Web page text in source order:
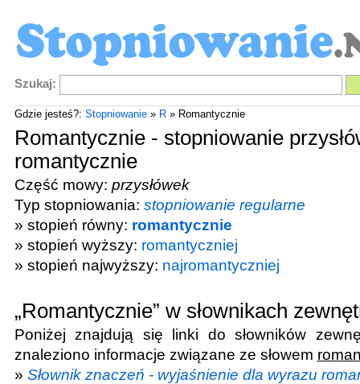
Szukaj:
Gdzie jesteś?: Stopniowanie» R» Romantycznie
Romantycznie - stopniowanie
romantycznie
Część mowy: przysłówek
Typ stopniowania: stopniowanie regularne
» stopień równy: romantycznie
» stopień wyższy: romantyczniej
» stopień najwyższy: najromantyczniej
„Romantycznie” w słownikach
Poniżej znajdują się linki do słowników
znaleziono informacje związane ze słowem
» Słownik znaczeń - wyjaśnienie dla wyrazu